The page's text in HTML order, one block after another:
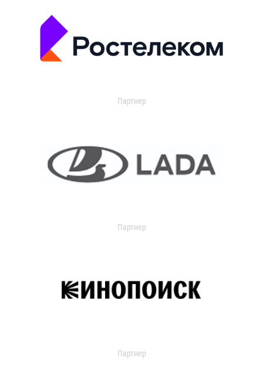
Партнер
Партнер
Партнер